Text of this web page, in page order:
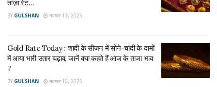
एमसीएक्स (MCX) पर सुबह 8 बजे तक सोना 94,818 रुपये प्रति 10 ग्राम
95,800 रुपये प्रति किलो के भाव पर पहुँच गई।
इंडियन बुलियन एंड ज्वैलर्स एसोसिएशन (IBJA) के मुताबिक:
ताज़ा रेट…
BY GULSHAN नवम्बर 13, 2025
Gold Rate Today : शादी के सीजन में सोने-चांदी के दामों
में आया भारी उतार चढ़ाव, जानें क्या कहते हैं आज के ताजा भाव
?
BY GULSHAN नवम्बर 10, 2025